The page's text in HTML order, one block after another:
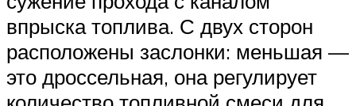
впрыска топлива. С двух сторон
расположены заслонки: меньшая —
это дроссельная, она регулирует